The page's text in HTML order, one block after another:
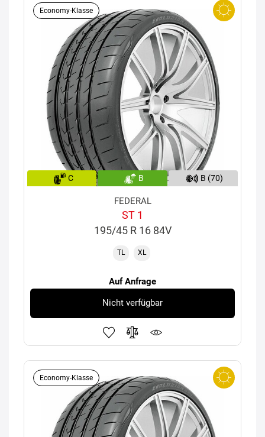
Economy-Klasse
C B B (70)
FEDERAL
ST 1
195/45 R 16 84V
TL XL
Auf Anfrage
Nicht verfügbar
Economy-Klasse